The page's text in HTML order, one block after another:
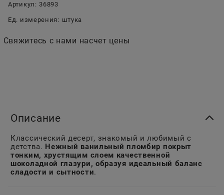
Артикул: 36893
Ед. измерения: штука
Свяжитесь с нами насчет цены
Описание
Классический десерт, знакомый и любимый с
детства. Нежный ванильный пломбир покрыт
тонким, хрустящим слоем качественной
шоколадной глазури, образуя идеальный баланс
сладости и сытности.